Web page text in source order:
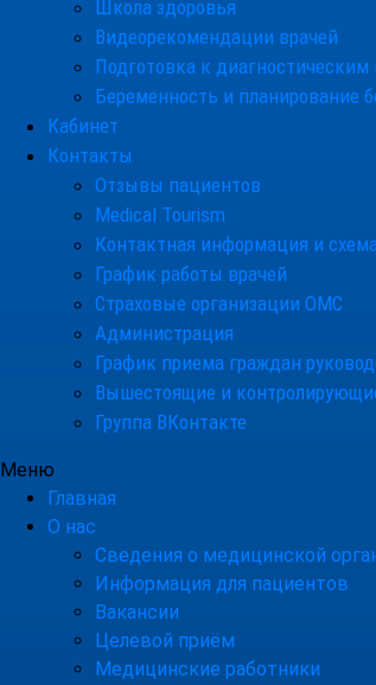
Школа здоровья
Видеорекомендации врачей
Подготовка к
Беременность и планирование
Кабинет
Контакты
Отзывы пациентов
Medical Tourism
Контактная информация и
График работы врачей
Страховые организации ОМС
Администрация
График приема граждан
Вышестоящие и
Группа ВКонтакте
Меню
Главная
О нас
Сведения о медицинской
Информация для пациентов
Вакансии
Целевой приём
Медицинские работники